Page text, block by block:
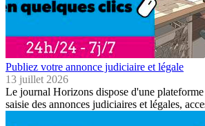
Publiez votre annonce judiciaire et légale
13 juillet 2026
Le journal Horizons dispose d'une
saisie des annonces judiciaires et légales,